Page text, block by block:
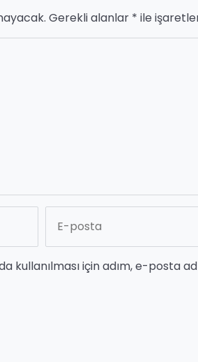
Gerekli alanlar * ile
kullanılması için adım, e-posta